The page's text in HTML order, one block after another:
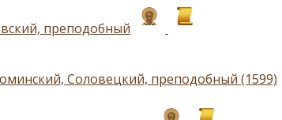
преподобный
Соловецкий, преподобный (1599)